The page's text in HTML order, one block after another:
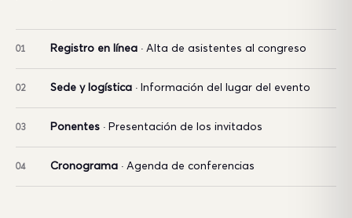
01 Registro en línea · Alta de asistentes al congreso
02 Sede y logística · Información del lugar del evento
03 Ponentes · Presentación de los invitados
04 Cronograma · Agenda de conferencias